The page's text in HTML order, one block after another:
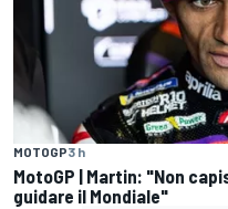
MOTOGP3 h
MotoGP | Martin: "Non
guidare il Mondiale"